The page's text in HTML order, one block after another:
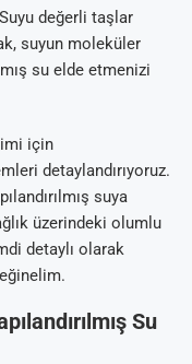
değerli taşlar
suyun moleküler
su elde etmenizi
için
detaylandırıyoruz.
suya
üzerindeki olumlu
detaylı olarak
Su